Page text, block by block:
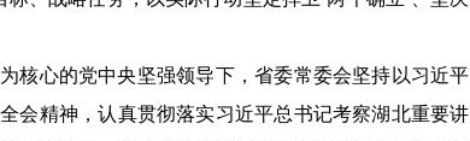
核心的党中央坚强领导下，省委常委会坚持以习近平
会精神，认真贯彻落实习近平总书记考察湖北重要讲